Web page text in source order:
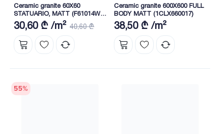
Ceramic granite 60X60
STATUARIO, MATT (F61014W-
08)
30,60 ₾ /m² 40,60 ₾
Ceramic granite 600X600 FULL
BODY MATT (1CLX660017)
38,50 ₾ /m²
55%